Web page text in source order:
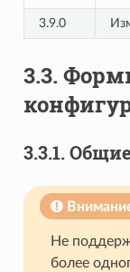
3.9.0
3.3.
3.3.1.
Не
более